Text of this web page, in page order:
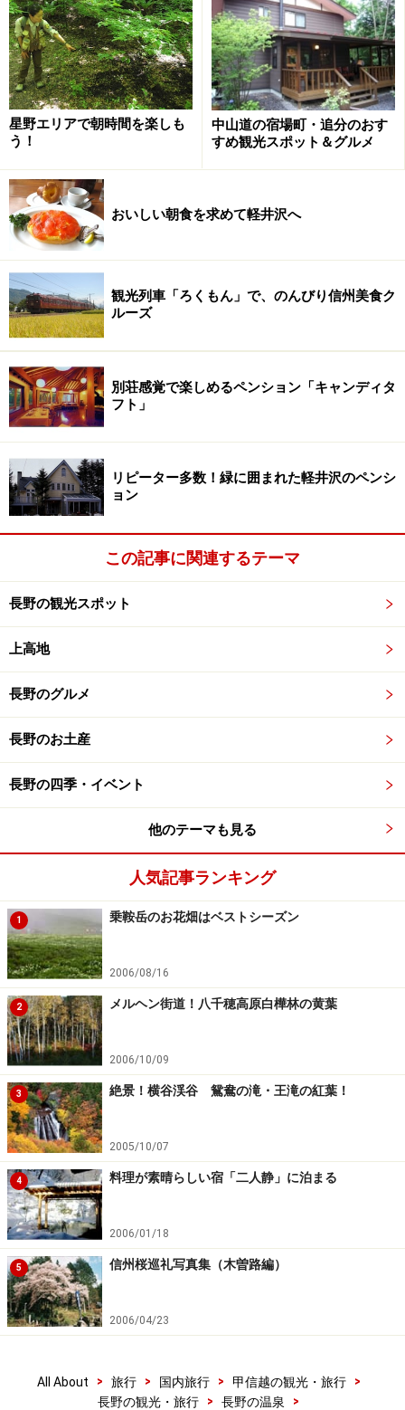
星野エリアで朝時間を楽しも
う！
中山道の宿場町・追分のおす
すめ観光スポット＆グルメ
おいしい朝食を求めて軽井沢へ
観光列車「ろくもん」で、のんびり信州美食ク
ルーズ
別荘感覚で楽しめるペンション「キャンディタ
フト」
リピーター多数！緑に囲まれた軽井沢のペンシ
ョン
この記事に関連するテーマ
長野の観光スポット
上高地
長野のグルメ
長野のお土産
長野の四季・イベント
他のテーマも見る
人気記事ランキング
1 乗鞍岳のお花畑はベストシーズン
2006/08/16
2 メルヘン街道！八千穂高原白樺林の黄葉
2006/10/09
3 絶景！横谷渓谷 鴛鴦の滝・王滝の紅葉！
2005/10/07
4 料理が素晴らしい宿「二人静」に泊まる
2006/01/18
5 信州桜巡礼写真集（木曽路編）
2006/04/23
All About > 旅行 > 国内旅行 > 甲信越の観光・旅行
>
長野の観光・旅行
> 長野の温泉 >